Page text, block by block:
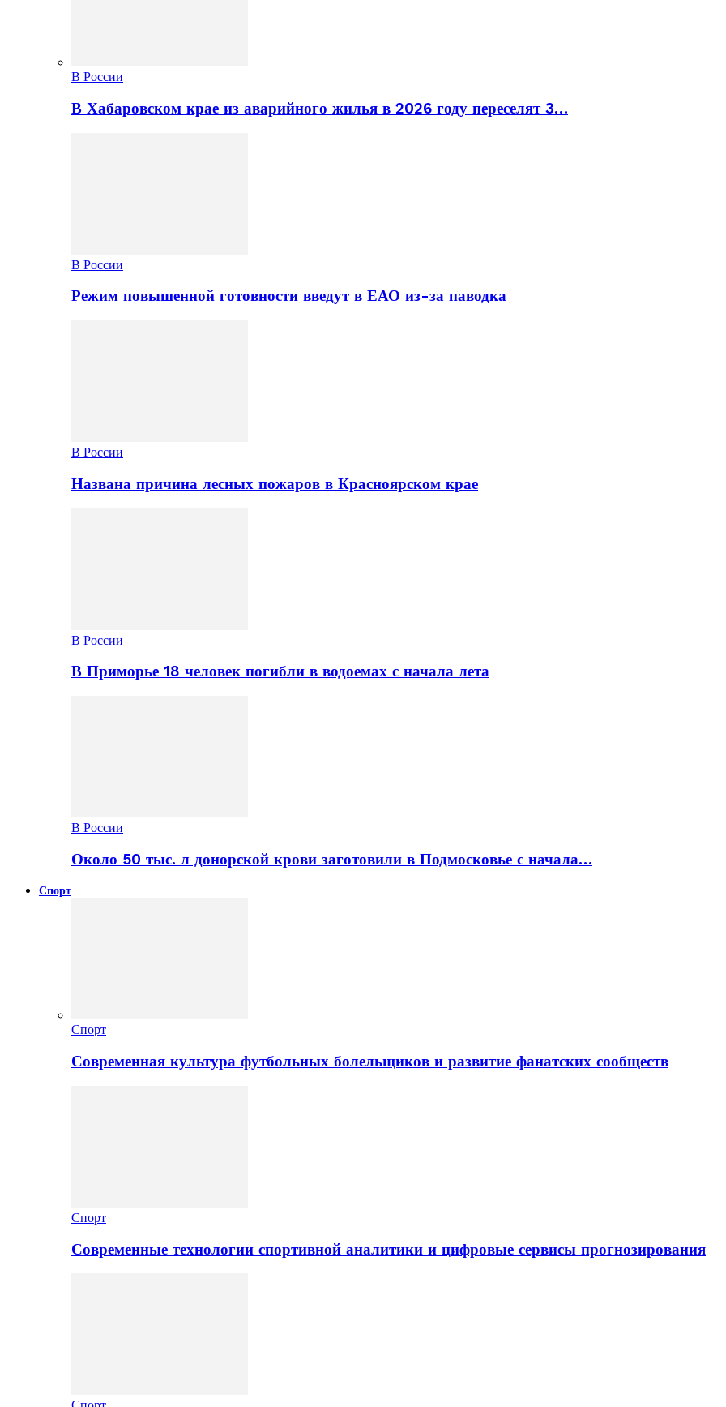
В России
В Хабаровском крае из аварийного жилья в 2026 году переселят 3…
В России
Режим повышенной готовности введут в ЕАО из-за паводка
В России
Названа причина лесных пожаров в Красноярском крае
В России
В Приморье 18 человек погибли в водоемах с начала лета
В России
Около 50 тыс. л донорской крови заготовили в Подмосковье с начала…
Спорт
Спорт
Современная культура футбольных болельщиков и развитие фанатских сообществ
Спорт
Современные технологии спортивной аналитики и цифровые сервисы прогнозирования